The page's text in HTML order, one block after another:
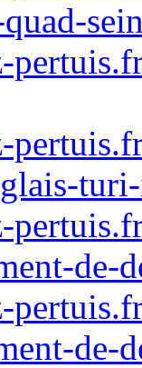
de-
de-